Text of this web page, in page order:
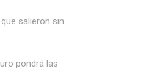
salieron sin
pondrá las